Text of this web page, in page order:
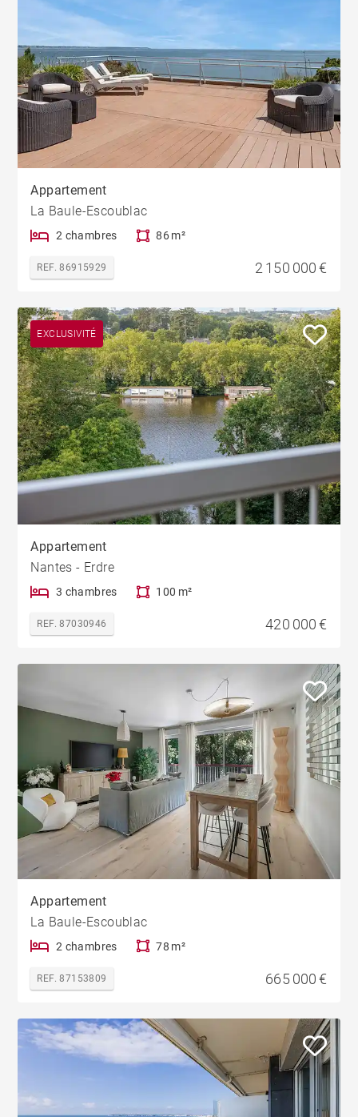
Appartement
La Baule-Escoublac
2 chambres 86 m²
REF. 86915929 2 150 000 €
EXCLUSIVITÉ
Appartement
Nantes - Erdre
3 chambres 100 m²
REF. 87030946 420 000 €
Appartement
La Baule-Escoublac
2 chambres 78 m²
REF. 87153809 665 000 €